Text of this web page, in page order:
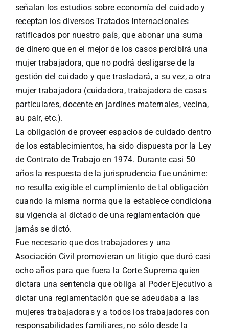
señalan los estudios sobre economía del cuidado y
receptan los diversos Tratados Internacionales
ratificados por nuestro país, que abonar una suma
de dinero que en el mejor de los casos percibirá una
mujer trabajadora, que no podrá desligarse de la
gestión del cuidado y que trasladará, a su vez, a otra
mujer trabajadora (cuidadora, trabajadora de casas
particulares, docente en jardines maternales, vecina,
au pair, etc.).
La obligación de proveer espacios de cuidado dentro
de los establecimientos, ha sido dispuesta por la Ley
de Contrato de Trabajo en 1974. Durante casi 50
años la respuesta de la jurisprudencia fue unánime:
no resulta exigible el cumplimiento de tal obligación
cuando la misma norma que la establece condiciona
su vigencia al dictado de una reglamentación que
jamás se dictó.
Fue necesario que dos trabajadores y una
Asociación Civil promovieran un litigio que duró casi
ocho años para que fuera la Corte Suprema quien
dictara una sentencia que obliga al Poder Ejecutivo a
dictar una reglamentación que se adeudaba a las
mujeres trabajadoras y a todos los trabajadores con
responsabilidades familiares, no sólo desde la